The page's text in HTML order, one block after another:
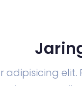
adipisicing